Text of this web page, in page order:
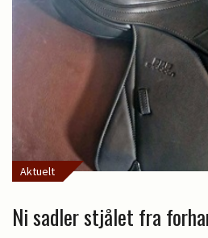
Aktuelt
Ni sadler stjålet fra